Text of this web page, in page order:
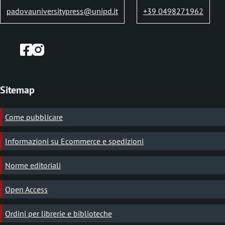
padovauniversitypress@unipd.it +39 0498271962
Sitemap
Come pubblicare
Informazioni su Ecommerce e spedizioni
Norme editoriali
Open Access
Ordini per librerie e biblioteche